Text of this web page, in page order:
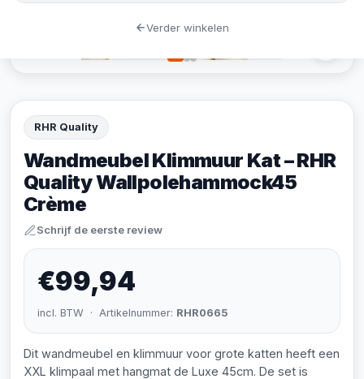
RHR Quality
Wandmeubel Klimmuur Kat – RHR
Quality Wallpolehammock45
Crème
Schrijf de eerste review
€99,94
incl. BTW · Artikelnummer: RHR0665
Dit wandmeubel en klimmuur voor grote katten heeft een
XXL klimpaal met hangmat de Luxe 45cm. De set is
Verder winkelen